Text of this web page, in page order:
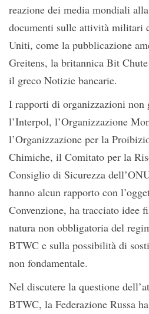
reazione dei media mondiali
documenti sulle attività militari
Uniti, come la pubblicazione
Greitens, la britannica Bit
il greco Notizie bancarie.
I rapporti di organizzazioni non
l’Interpol, l’Organizzazione
l’Organizzazione per la
Chimiche, il Comitato per la
Consiglio di Sicurezza
hanno alcun rapporto con
Convenzione, ha tracciato idee
natura non obbligatoria del
BTWC e sulla possibilità di
non fondamentale.
Nel discutere la questione
BTWC, la Federazione Russa